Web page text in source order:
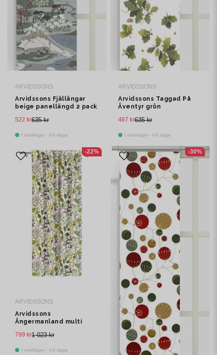
ARVIDSSONS
Arvidssons Fjällängar
beige panellängd 2 pack
635 kr
522 kr
I webblager - 4-8 dagar
ARVIDSSONS
Arvidssons Taggad På
Äventyr grön
635 kr
467 kr
I webblager - 4-8 dagar
ARVIDSSONS
Arvidssons
Ångermanland multi
1 023 kr
799 kr
I webblager - 4-8 dagar
-22% -30%